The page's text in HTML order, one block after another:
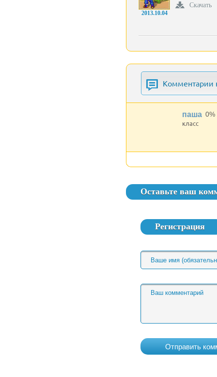
2013.10.04
Скачать
Комментарии
паша 0%
класс
Оставьте ваш
Регистрация